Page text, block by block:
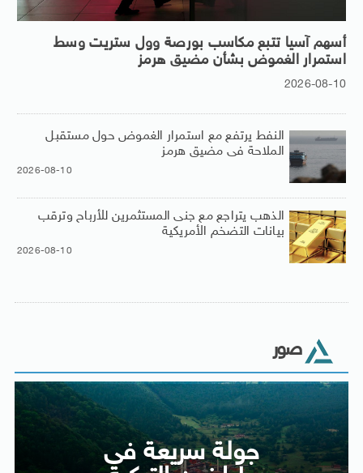
أسهم آسيا تتبع مكاسب بورصة وول ستريت وسط
استمرار الغموض بشأن مضيق هرمز
2026-08-10
النفط يرتفع مع استمرار الغموض حول مستقبل
الملاحة فى مضيق هرمز
2026-08-10
الذهب يتراجع مع جنى المستثمرين للأرباح وترقب
بيانات التضخم الأمريكية
2026-08-10
صور
جولة سريعة فى